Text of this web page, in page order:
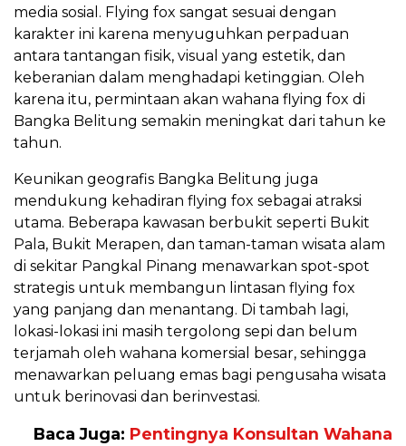
media sosial. Flying fox sangat sesuai dengan
karakter ini karena menyuguhkan perpaduan
antara tantangan fisik, visual yang estetik, dan
keberanian dalam menghadapi ketinggian. Oleh
karena itu, permintaan akan wahana flying fox di
Bangka Belitung semakin meningkat dari tahun ke
tahun.
Keunikan geografis Bangka Belitung juga
mendukung kehadiran flying fox sebagai atraksi
utama. Beberapa kawasan berbukit seperti Bukit
Pala, Bukit Merapen, dan taman-taman wisata alam
di sekitar Pangkal Pinang menawarkan spot-spot
strategis untuk membangun lintasan flying fox
yang panjang dan menantang. Di tambah lagi,
lokasi-lokasi ini masih tergolong sepi dan belum
terjamah oleh wahana komersial besar, sehingga
menawarkan peluang emas bagi pengusaha wisata
untuk berinovasi dan berinvestasi.
Baca Juga: Pentingnya Konsultan Wahana